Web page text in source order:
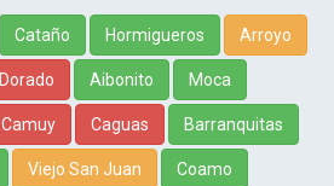
Cataño Hormigueros Arroyo
Dorado Aibonito Moca
Camuy Caguas Barranquitas
Viejo San Juan Coamo